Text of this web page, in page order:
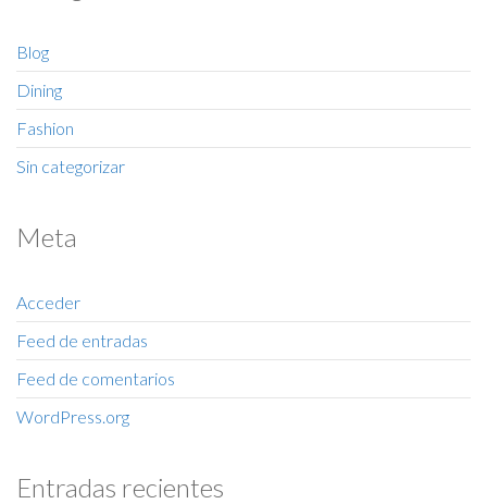
Blog
Dining
Fashion
Sin categorizar
Meta
Acceder
Feed de entradas
Feed de comentarios
WordPress.org
Entradas recientes